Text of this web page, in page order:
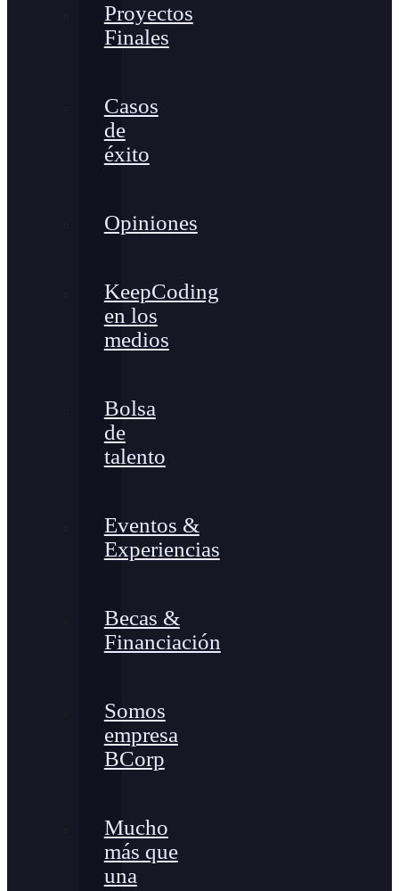
Proyectos
Finales
Casos
de
éxito
Opiniones
KeepCoding
en los
medios
Bolsa
de
talento
Eventos &
Experiencias
Becas &
Financiación
Somos
empresa
BCorp
Mucho
más que
una